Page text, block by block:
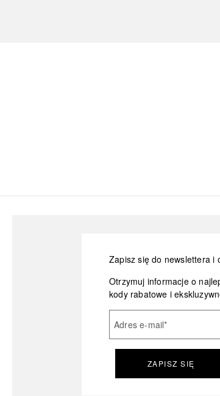
Zapisz się do newslettera i
Otrzymuj informacje o
kody rabatowe i
Adres e-mail*
ZAPISZ SIĘ